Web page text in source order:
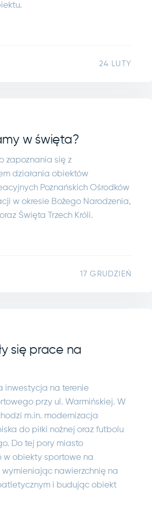
24 LUTY
w święta?
zapoznania się z
działania obiektów
Poznańskich Ośrodków
w okresie Bożego Narodzenia,
Święta Trzech Króli.
17 GRUDZIEŃ
się prace na
inwestycja na terenie
przy ul. Warmińskiej. W
m.in. modernizacja
do piłki nożnej oraz futbolu
Do tej pory miasto
w obiekty sportowe na
wymieniając nawierzchnię na
i budując obiekt